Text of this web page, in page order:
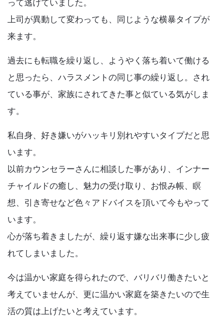
って逃げていました。
上司が異動して変わっても、同じような横暴タイプが
来ます。
過去にも転職を繰り返し、ようやく落ち着いて働ける
と思ったら、ハラスメントの同じ事の繰り返し。され
ている事が、家族にされてきた事と似ている気がしま
す。
私自身、好き嫌いがハッキリ別れやすいタイプだと思
います。
以前カウンセラーさんに相談した事があり、インナー
チャイルドの癒し、魅力の受け取り、お恨み帳、瞑
想、引き寄せなど色々アドバイスを頂いて今もやって
います。
心が落ち着きましたが、繰り返す嫌な出来事に少し疲
れてしまいました。
今は温かい家庭を得られたので、バリバリ働きたいと
考えていませんが、更に温かい家庭を築きたいので生
活の質は上げたいと考えています。